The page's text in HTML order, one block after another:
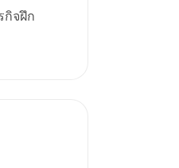
กิจฝึก